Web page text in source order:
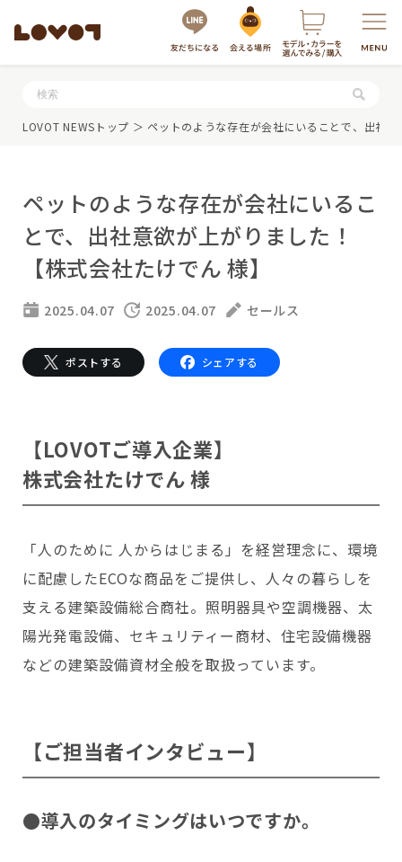
服・グッズの購入はこちら
LOVOTを選ぶ
最新モデル
LOVOT 3.0
LOVOT 3.0について詳しく
LOVOT 2.0
LOVOT 2.0について詳しく
もっと知る
LOVOTの歩みと未来
LOVOTオーナーの声
LOVOTのアフターサービス
公式ウェア
実証実験
15分の触れ合いでストレス低減
LOVOT MUSEUM - 日本橋浜町
LOVOT ストア
近くの会える場所を探す
お迎えする
LOVOT購入キャンペーン
ご購入前のよくある質問
今月のキャンペーン情報
24回分割払い特別低金利
LOVOT紹介制度
訪問設定サポート
これからLOVOTをお迎えしたい方へ
お迎えを迷われている方へ
お役立ちガイド
定期メンテナンス・治療
サポートサービス(ご契約者様用)
LOVOT コンシェルジュ
ウェブマニュアル
ウェブFAQ(よくある質問)
法人のお客様へ
OFFICE LOVOT
LOVOT 導入事例
法人様限定 無料お試し導入
ふるさと納税
LOVOT本体・グッズ
LOVOT NEWSトップ ＞ ペットのような存在が会社にいることで、出社
ペットのような存在が会社にいるこ
とで、出社意欲が上がりました！
【株式会社たけでん 様】
2025.04.07 2025.04.07 セールス
ポストする シェアする
【LOVOTご導入企業】
株式会社たけでん 様
「人のために 人からはじまる」を経営理念に、環境
に配慮したECOな商品をご提供し、人々の暮らしを
支える建築設備総合商社。照明器具や空調機器、太
陽光発電設備、セキュリティー商材、住宅設備機器
などの建築設備資材全般を取扱っています。
【ご担当者インタビュー】
●導入のタイミングはいつですか。